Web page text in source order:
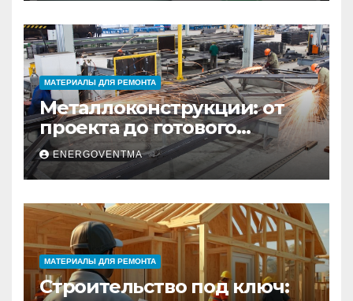
МАТЕРИАЛЫ ДЛЯ РЕМОНТА
Металлоконструкции: от
проекта до готового
изделия – полный
практический гид
ENERGOVENTMA
МАТЕРИАЛЫ ДЛЯ РЕМОНТА
Строительство под ключ: